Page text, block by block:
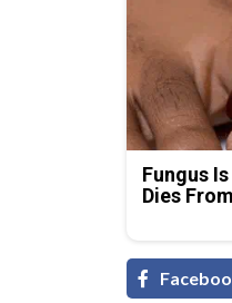
Fungus
Dies